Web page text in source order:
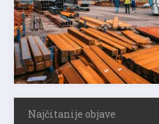
Najčitanije objave